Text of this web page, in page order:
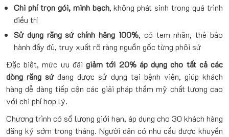
Chi phí trọn gói, minh bạch, không phát sinh trong quá trình
điều trị
Sử dụng răng sứ chính hãng 100%, có tem nhãn, thẻ bảo
hành đầy đủ, truy xuất rõ ràng nguồn gốc từng phôi sứ
Đặc biệt, mức ưu đãigiảm tới 20% áp dụng cho tất cả các
dòng răng sứđang được sử dụng tại bệnh viện, giúp khách
hàng dễ dàng tiếp cận các giải pháp thẩm mỹ chất lượng cao
với chi phí hợp lý.
Chương trình có số lượng giới hạn, áp dụng cho 30 khách hàng
đăng ký sớm trong tháng. Người dân có nhu cầu được khuyến